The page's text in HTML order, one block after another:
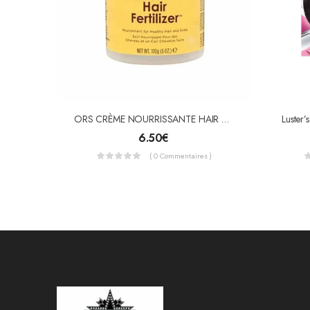
ORS CRÈME NOURRISSANTE HAIR FERTILIZER
6.50€
( 0 Commentaires )